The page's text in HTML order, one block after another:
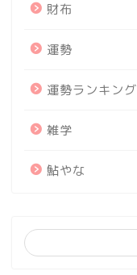
財布
運勢
運勢ランキング
雑学
鮎やな